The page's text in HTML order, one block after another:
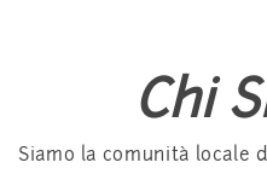
Chi
Siamo la comunità locale